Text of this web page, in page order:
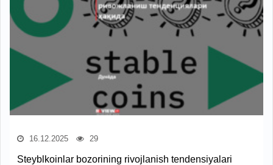
16.12.2025 29
Steyblkoinlar bozorining rivojlanish tendensiyalari